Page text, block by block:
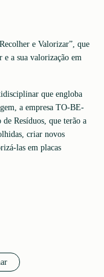
e Valorizar”, que
e a sua valorização em
que engloba
a empresa TO-BE-
Resíduos, que terão a
criar novos
las em placas